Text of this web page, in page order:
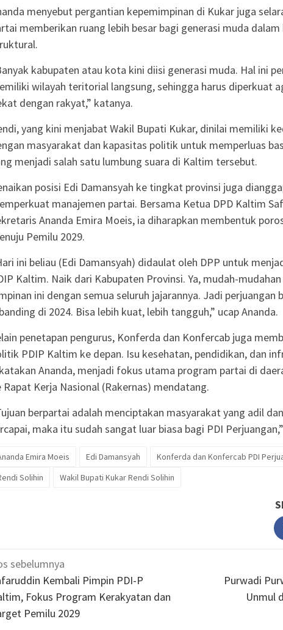
menyebut pergantian kepemimpinan di Kukar juga
memberikan ruang lebih besar bagi generasi muda
kabupaten atau kota kini diisi generasi muda. Hal ini
wilayah teritorial langsung, sehingga harus diperkuat
dengan rakyat,” katanya.
yang kini menjabat Wakil Bupati Kukar, dinilai memiliki
masyarakat dan kapasitas politik untuk memperluas
menjadi salah satu lumbung suara di Kaltim tersebut.
posisi Edi Damansyah ke tingkat provinsi juga
manajemen partai. Bersama Ketua DPD Kaltim
Ananda Emira Moeis, ia diharapkan membentuk
Pemilu 2029.
ini beliau (Edi Damansyah) didaulat oleh DPP untuk
Kaltim. Naik dari Kabupaten Provinsi. Ya, mudah-
ini dengan semua seluruh jajarannya. Jadi perjuangan
di 2024. Bisa lebih kuat, lebih tangguh,” ucap Ananda.
penetapan pengurus, Konferda dan Konfercab juga
PDIP Kaltim ke depan. Isu kesehatan, pendidikan, dan
Ananda, menjadi fokus utama program partai di
Rapat Kerja Nasional (Rakernas) mendatang.
berpartai adalah menciptakan masyarakat yang adil
maka itu sudah sangat luar biasa bagi PDI
Emira Moeis Edi Damansyah
Konferda dan Konfercab PDI
Solihin
Wakil Bupati Kukar Rendi Solihin
sebelumnya
Kembali Pimpin PDI-P
Fokus Program Kerakyatan dan
Pemilu 2029
Purwadi
Unmul